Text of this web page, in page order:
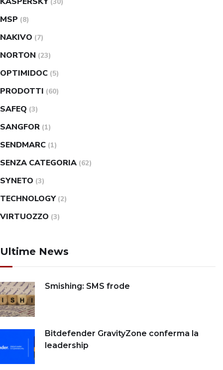
MSP (8)
NAKIVO (7)
NORTON (23)
OPTIMIDOC (5)
PRODOTTI (60)
SAFEQ (3)
SANGFOR (1)
SENDMARC (1)
SENZA CATEGORIA (62)
SYNETO (3)
TECHNOLOGY (2)
VIRTUOZZO (3)
Ultime News
Smishing: SMS frode
Bitdefender GravityZone conferma la
leadership